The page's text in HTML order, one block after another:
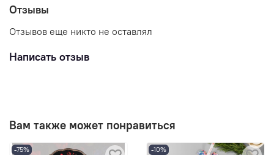
Отзывы
Отзывов еще никто не оставлял
Написать отзыв
Вам также может понравиться
-75% -10%